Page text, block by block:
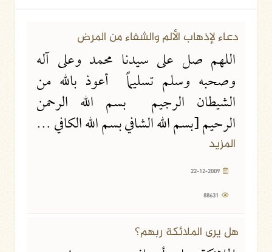
دعاء لإذهاب الألم والشفاء من المرض
اللهم صل على سيدنا محمد وعلى آله
وصحبه وسلم تسليماً أعوذ بالله من
الشيطان الرجيم بسم الله الرحمن
الرحيم [بسم الله الشافي بسم الله الكافي ...
المزيد
هل يرى الملائكة ربهم؟